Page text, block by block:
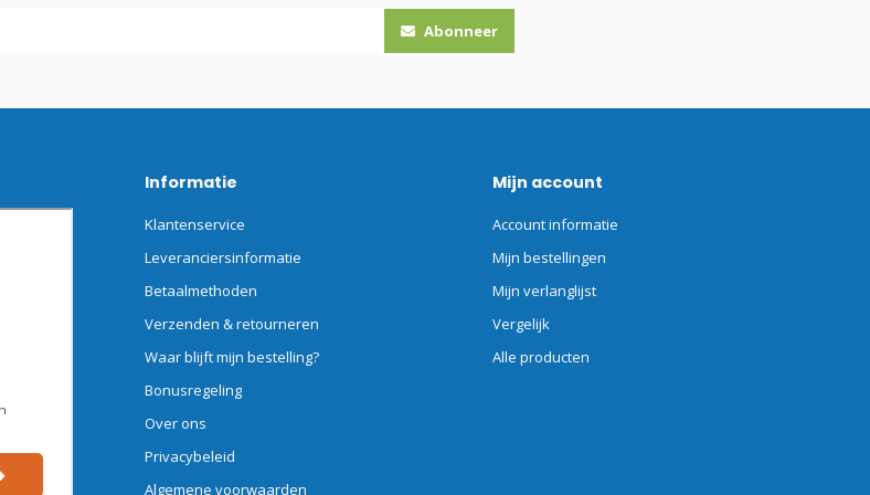
Abonneer
Informatie
Klantenservice
Leveranciersinformatie
Betaalmethoden
Verzenden & retourneren
Waar blijft mijn bestelling?
Bonusregeling
Over ons
Privacybeleid
Algemene voorwaarden
Mijn account
Account informatie
Mijn bestellingen
Mijn verlanglijst
Vergelijk
Alle producten